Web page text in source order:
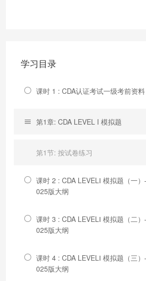
学习目录
课时 1 : CDA认证考试一级考前资料
第1章: CDA LEVEL I 模拟题
第1节: 按试卷练习
课时 2 : CDA LEVELⅠ 模拟题（一
025版大纲
课时 3 : CDA LEVELⅠ 模拟题（二
025版大纲
课时 4 : CDA LEVELⅠ 模拟题（三
025版大纲